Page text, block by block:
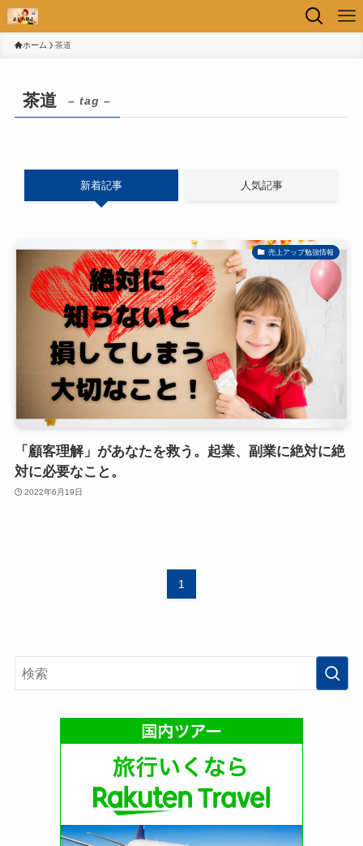
ホーム 茶道
茶道 – tag –
新着記事 人気記事
売上アップ勉強情報
「顧客理解」があなたを救う。起業、副業に絶対に絶
対に必要なこと。
2022年6月19日
1